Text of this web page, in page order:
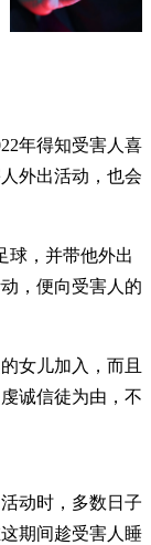
年得知受害人喜
外出活动，也会
球，并带他外出
，便向受害人的
女儿加入，而且
诚信徒为由，不
动时，多数日子
期间趁受害人睡